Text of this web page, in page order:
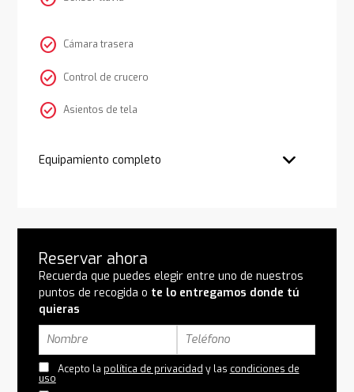
check_circle Cámara trasera
check_circle Control de crucero
check_circle Asientos de tela
Equipamiento completo
Reservar ahora
Recuerda que puedes elegir entre uno de nuestros
puntos de recogida o te lo entregamos donde tú
quieras
Acepto la política de privacidad y las condiciones de
uso